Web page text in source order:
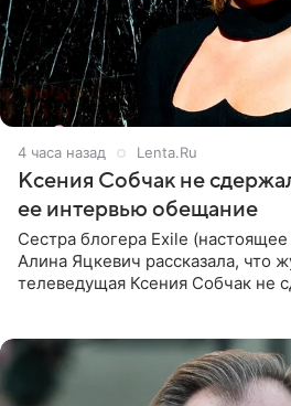
4 часа назад Lenta.Ru
Ксения Собчак не
ее интервью обещание
Сестра блогера Exile
Алина Яцкевич рассказала, что
телеведущая Ксения Собчак не